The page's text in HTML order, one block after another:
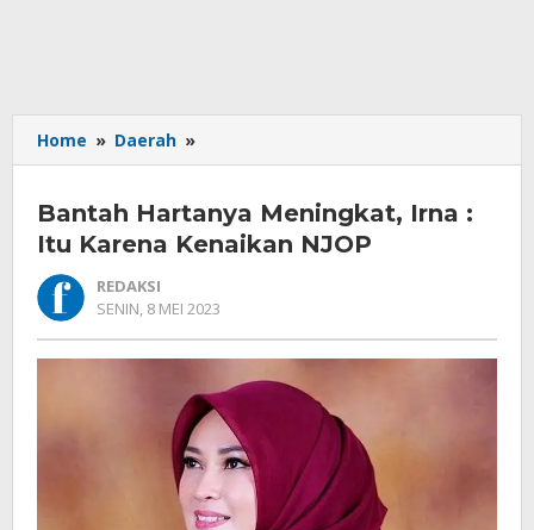
Home » Daerah »
Hartanya
Irna
:
Kenaikan
NJOP
Bantah Hartanya Meningkat, Irna :
Itu Karena Kenaikan NJOP
REDAKSI
SENIN, 8 MEI 2023